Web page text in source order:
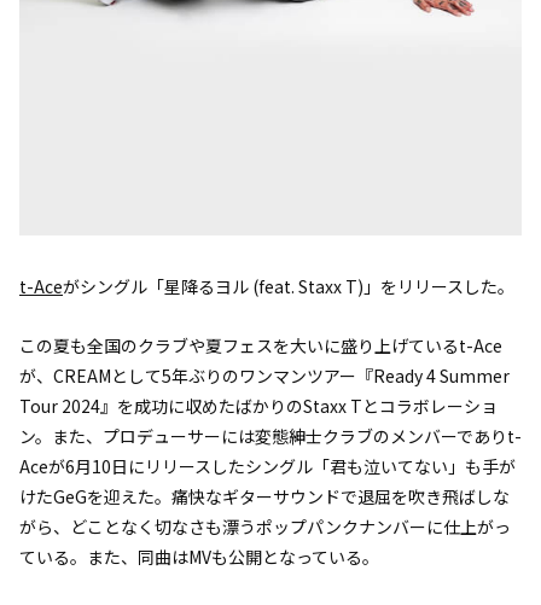
t-Aceがシングル「星降るヨル (feat. Staxx T)」をリリースした。
この夏も全国のクラブや夏フェスを大いに盛り上げているt-Ace
が、CREAMとして5年ぶりのワンマンツアー『Ready 4 Summer
Tour 2024』を成功に収めたばかりのStaxx Tとコラボレーショ
ン。また、プロデューサーには変態紳士クラブのメンバーでありt-
Aceが6月10日にリリースしたシングル「君も泣いてない」も手が
けたGeGを迎えた。痛快なギターサウンドで退屈を吹き飛ばしな
がら、どことなく切なさも漂うポップパンクナンバーに仕上がっ
ている。また、同曲はMVも公開となっている。